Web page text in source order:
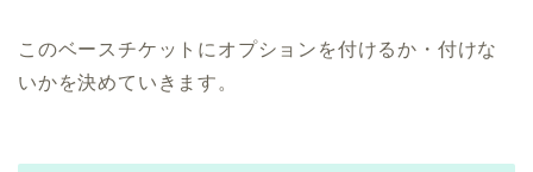
このベースチケットにオプションを付けるか・付けな
いかを決めていきます。